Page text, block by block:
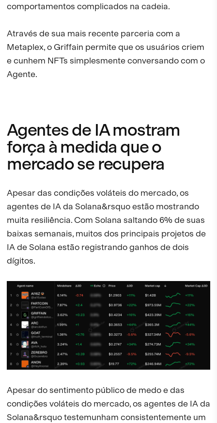
comportamentos complicados na cadeia.
Através de sua mais recente parceria com a
Metaplex, o Griffain permite que os usuários criem
e cunhem NFTs simplesmente conversando com o
Agente.
Agentes de IA mostram
força à medida que o
mercado se recupera
Apesar das condições voláteis do mercado, os
agentes de IA da Solana&rsquo estão mostrando
muita resiliência. Com Solana saltando 6% de suas
baixas semanais, muitos dos principais projetos de
IA de Solana estão registrando ganhos de dois
dígitos.
Apesar do sentimento público de medo e das
condições voláteis do mercado, os agentes de IA da
Solana&rsquo testemunham consistentemente um